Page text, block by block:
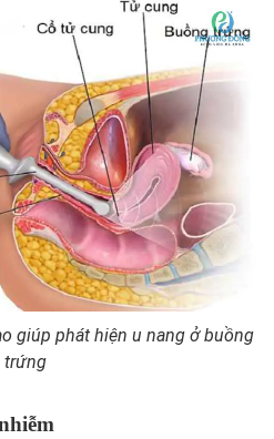
giúp phát hiện u nang ở buồng
trứng